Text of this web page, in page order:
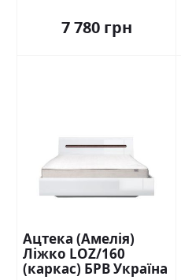
7 780 грн
Ацтека (Амелія)
Ліжко LOZ/160
(каркас) БРВ Україна